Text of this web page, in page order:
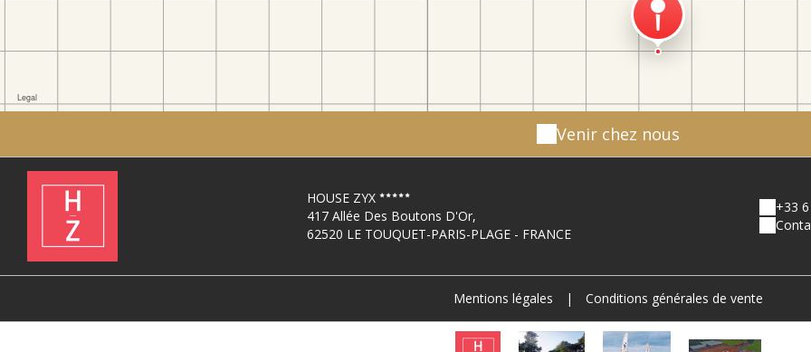
Venir chez nous
HOUSE ZYX
417 Allée Des Boutons D'Or,
62520 LE TOUQUET-PARIS-PLAGE - FRANCE
+33
Mentions légales | Conditions générales de vente